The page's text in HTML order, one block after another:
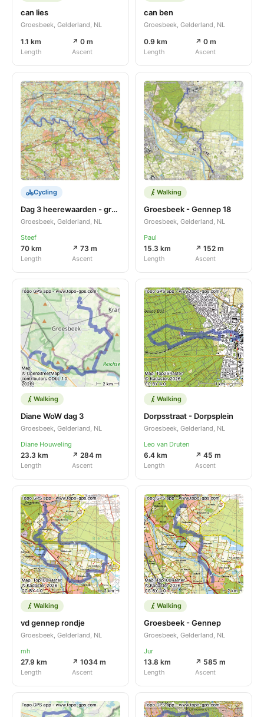
can lies
Groesbeek, Gelderland, NL
1.1 km
Length
↗ 0 m
Ascent
can ben
Groesbeek, Gelderland, NL
0.9 km
Length
↗ 0 m
Ascent
Cycling
Dag 3 heerewaarden - groesbeek
Groesbeek, Gelderland, NL
Steef
70 km
Length
↗ 73 m
Ascent
Walking
Groesbeek - Gennep 18
Groesbeek, Gelderland, NL
Paul
15.3 km
Length
↗ 152 m
Ascent
Walking
Diane WoW dag 3
Groesbeek, Gelderland, NL
Diane Houweling
23.3 km
Length
↗ 284 m
Ascent
Walking
Dorpsstraat - Dorpsplein
Groesbeek, Gelderland, NL
Leo van Druten
6.4 km
Length
↗ 45 m
Ascent
Walking
vd gennep rondje
Groesbeek, Gelderland, NL
mh
27.9 km
Length
↗ 1034 m
Ascent
Walking
Groesbeek - Gennep
Groesbeek, Gelderland, NL
Jur
13.8 km
Length
↗ 585 m
Ascent